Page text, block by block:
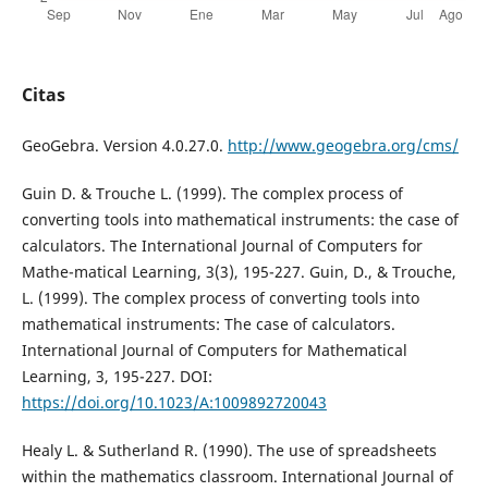
Citas
GeoGebra. Version 4.0.27.0. http://www.geogebra.org/cms/
Guin D. & Trouche L. (1999). The complex process of
converting tools into mathematical instruments: the case of
calculators. The International Journal of Computers for
Mathe-matical Learning, 3(3), 195-227. Guin, D., & Trouche,
L. (1999). The complex process of converting tools into
mathematical instruments: The case of calculators.
International Journal of Computers for Mathematical
Learning, 3, 195-227. DOI:
https://doi.org/10.1023/A:1009892720043
Healy L. & Sutherland R. (1990). The use of spreadsheets
within the mathematics classroom. International Journal of